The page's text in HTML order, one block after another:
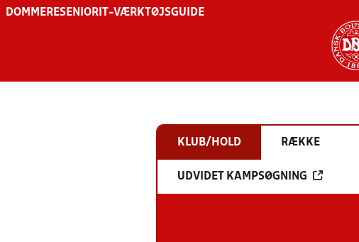
DOMMERESENIOR IT-VÆRKTØJSGUIDE
KLUB/HOLD RÆKKE
UDVIDET KAMPSØGNING